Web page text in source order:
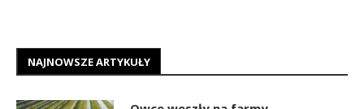
NAJNOWSZE ARTYKUŁY